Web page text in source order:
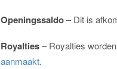
Openingssaldo– Dit is
Royalties– Royalties
aanmaakt.